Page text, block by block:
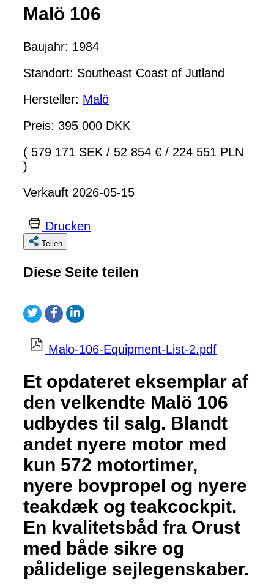
Malö 106
Baujahr: 1984
Standort: Southeast Coast of Jutland
Hersteller: Malö
Preis: 395 000 DKK
( 579 171 SEK / 52 854 € / 224 551 PLN
)
Verkauft 2026-05-15
Drucken
Teilen
Diese Seite teilen
Malo-106-Equipment-List-2.pdf
Et opdateret eksemplar af
den velkendte Malö 106
udbydes til salg. Blandt
andet nyere motor med
kun 572 motortimer,
nyere bovpropel og nyere
teakdæk og teakcockpit.
En kvalitetsbåd fra Orust
med både sikre og
pålidelige sejlegenskaber.